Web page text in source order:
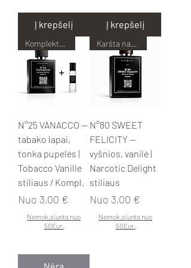
Į krepšelį Į krepšelį
Komplektas pigiau!
N°25 VANACCO —
tabako lapai,
tonka pupelės |
Tobacco Vanille
stiliaus / Kompl.
Nuo 3,00 €
Pardavimo kaina
Nemok.siunta nuo
50Eur.
Nėra
Karšta naujiena!
N°80 SWEET
FELICITY —
vyšnios, vanilė |
Narcotic Delight
stiliaus
Nuo 3,00 €
Pardavimo kaina
Nemok.siunta nuo
50Eur.